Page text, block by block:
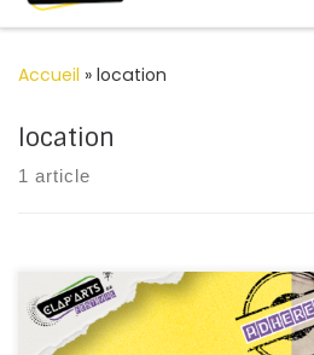
Accueil » location
location
1 article